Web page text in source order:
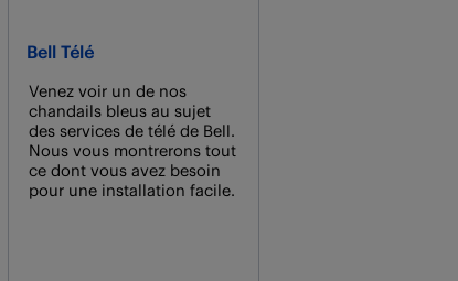
Bell Télé
Venez voir un de nos
chandails bleus au sujet
des services de télé de Bell.
Nous vous montrerons tout
ce dont vous avez besoin
pour une installation facile.